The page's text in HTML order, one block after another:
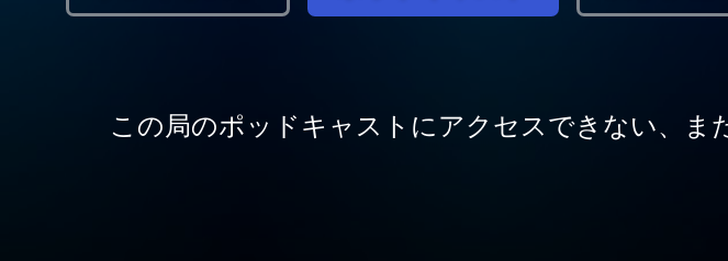
この局のポッドキャストにアクセスできない、ま